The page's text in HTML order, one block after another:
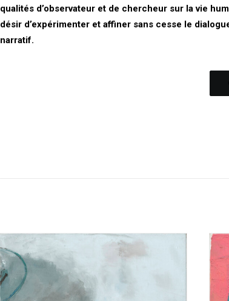
qualités d’observateur et de chercheur sur la vie
désir d’expérimenter et affiner sans cesse le
narratif.